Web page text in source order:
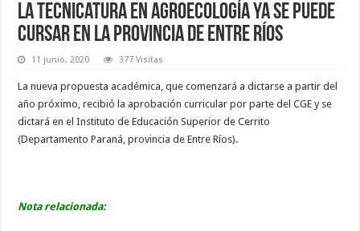
La Tecnicatura en Agroecología ya se puede
cursar en la provincia de Entre Ríos
11 junio, 2020 377 Visitas
La nueva propuesta académica, que comenzará a dictarse a partir del
año próximo, recibió la aprobación curricular por parte del CGE y se
dictará en el Instituto de Educación Superior de Cerrito
(Departamento Paraná, provincia de Entre Ríos).
Nota relacionada: